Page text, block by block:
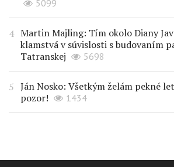
5099
Martin Majling: Tím okolo Diany
klamstvá v súvislosti s budovaním
Tatranskej
5698
Ján Nosko: Všetkým želám pekné
pozor!
1434